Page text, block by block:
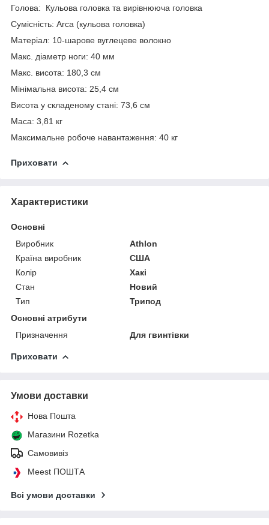
Голова: Кульова головка та вирівнююча головка
Сумісність: Arca (кульова головка)
Матеріал: 10-шарове вуглецеве волокно
Макс. діаметр ноги: 40 мм
Макс. висота: 180,3 см
Мінімальна висота: 25,4 см
Висота у складеному стані: 73,6 см
Маса: 3,81 кг
Максимальне робоче навантаження: 40 кг
Приховати
Характеристики
Основні
Виробник
Athlon
Країна виробник
США
Колір
Хакі
Стан
Новий
Тип
Трипод
Основні атрибути
Призначення
Для гвинтівки
Приховати
Умови доставки
Нова Пошта
Магазини Rozetka
Самовивіз
Meest ПОШТА
Всі умови доставки